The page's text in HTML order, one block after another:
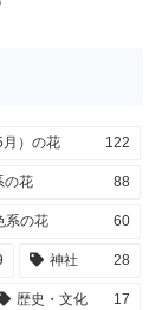
）の花 122
の花 88
系の花 60
神社 28
歴史・文化 17